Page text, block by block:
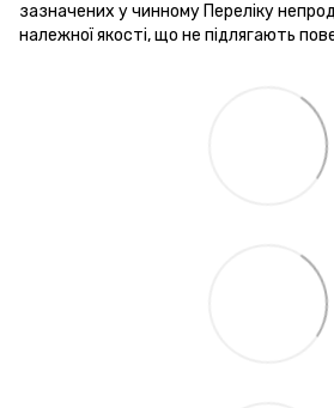
зазначених у чинному Переліку
належної якості, що не підлягають